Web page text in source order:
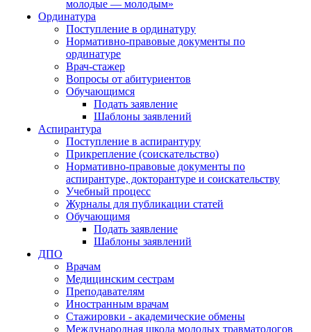
молодые — молодым»
Ординатура
Поступление в ординатуру
Нормативно-правовые документы по
ординатуре
Врач-стажер
Вопросы от абитуриентов
Обучающимся
Подать заявление
Шаблоны заявлений
Аспирантура
Поступление в аспирантуру
Прикрепление (соискательство)
Нормативно-правовые документы по
аспирантуре, докторантуре и соискательству
Учебный процесс
Журналы для публикации статей
Обучающимя
Подать заявление
Шаблоны заявлений
ДПО
Врачам
Медицинским сестрам
Преподавателям
Иностранным врачам
Стажировки - академические обмены
Международная школа молодых травматологов